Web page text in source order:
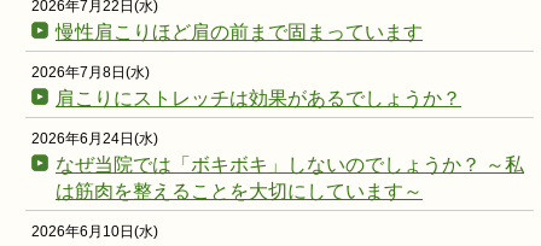
2026年7月22日(水)
慢性肩こりほど肩の前まで固まっています
2026年7月8日(水)
肩こりにストレッチは効果があるでしょうか？
2026年6月24日(水)
なぜ当院では「ボキボキ」しないのでしょうか？ ～私
は筋肉を整えることを大切にしています～
2026年6月10日(水)